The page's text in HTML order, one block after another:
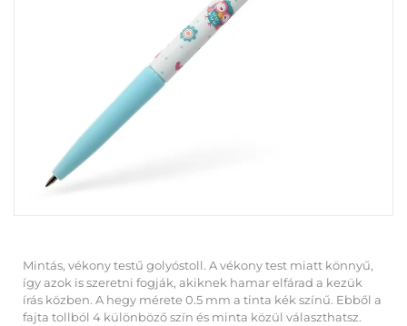
Mintás, vékony testű golyóstoll. A vékony test miatt könnyű,
így azok is szeretni fogják, akiknek hamar elfárad a kezük
írás közben. A hegy mérete 0.5 mm a tinta kék színű. Ebből a
fajta tollból 4 különböző szín és minta közül választhatsz.